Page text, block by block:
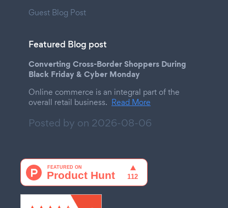
Guest Blog Post
Featured Blog post
Converting Cross-Border Shoppers During
Black Friday & Cyber Monday
Online commerce is an integral part of the
overall retail business. Read More
Posted by on 2026-08-06